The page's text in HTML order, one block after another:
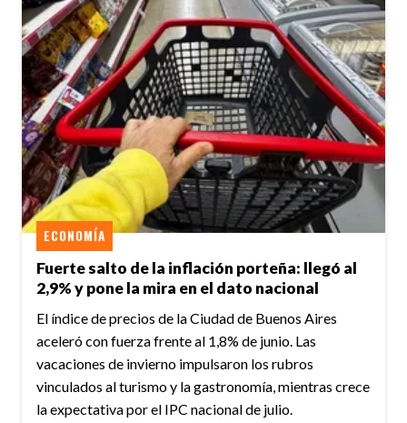
Fuerte salto de la inflación porteña: llegó al
2,9% y pone la mira en el dato nacional
ECONOMÍA
El índice de precios de la Ciudad de Buenos Aires
aceleró con fuerza frente al 1,8% de junio. Las
vacaciones de invierno impulsaron los rubros
vinculados al turismo y la gastronomía, mientras crece
la expectativa por el IPC nacional de julio.